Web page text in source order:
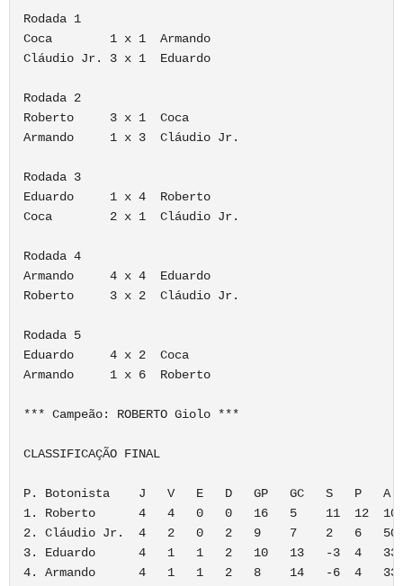
Rodada 1
Coca        1 x 1  Armando
Cláudio Jr. 3 x 1  Eduardo
Rodada 2
Roberto     3 x 1  Coca
Armando     1 x 3  Cláudio Jr.
Rodada 3
Eduardo     1 x 4  Roberto
Coca        2 x 1  Cláudio Jr.
Rodada 4
Armando     4 x 4  Eduardo
Roberto     3 x 2  Cláudio Jr.
Rodada 5
Eduardo     4 x 2  Coca
Armando     1 x 6  Roberto
*** Campeão: ROBERTO Giolo ***
CLASSIFICAÇÃO FINAL
P. Botonista    J   V   E   D   GP   GC   S   P   A
1. Roberto      4   4   0   0   16   5    11  12
2. Cláudio Jr.  4   2   0   2   9    7    2   6
3. Eduardo      4   1   1   2   10   13   -3  4
4. Armando      4   1   1   2   8    14   -6  4